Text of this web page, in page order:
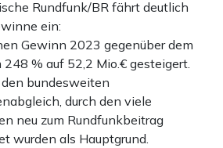
Rundfunk/BR fährt deutlich
ein:
Gewinn 2023 gegenüber dem
248 % auf 52,2 Mio.€ gesteigert.
bundesweiten
durch den viele
neu zum Rundfunkbeitrag
wurden als Hauptgrund.